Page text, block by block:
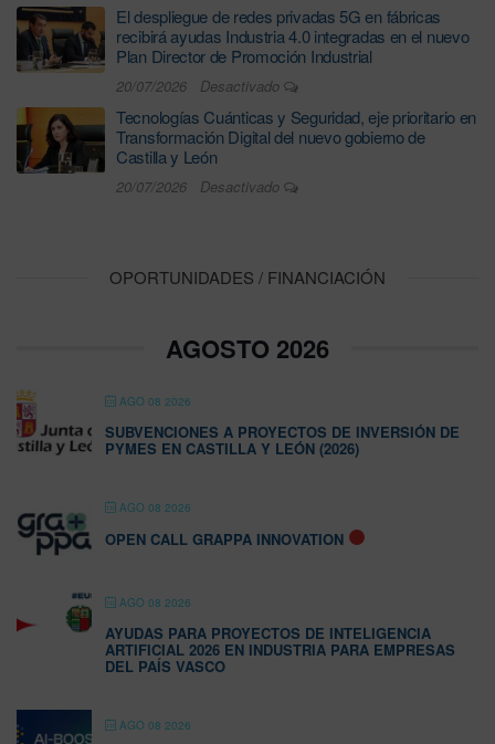
El despliegue de redes privadas 5G en fábricas
recibirá ayudas Industria 4.0 integradas en el nuevo
Plan Director de Promoción Industrial
20/07/2026 Desactivado
Tecnologías Cuánticas y Seguridad, eje prioritario en
Transformación Digital del nuevo gobierno de
Castilla y León
20/07/2026 Desactivado
OPORTUNIDADES / FINANCIACIÓN
AGOSTO 2026
AGO 08 2026
SUBVENCIONES A PROYECTOS DE INVERSIÓN DE
PYMES EN CASTILLA Y LEÓN (2026)
AGO 08 2026
OPEN CALL GRAPPA INNOVATION
AGO 08 2026
AYUDAS PARA PROYECTOS DE INTELIGENCIA
ARTIFICIAL 2026 EN INDUSTRIA PARA EMPRESAS
DEL PAÍS VASCO
AGO 08 2026